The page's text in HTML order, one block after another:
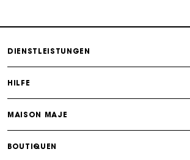
DIENSTLEISTUNGEN
HILFE
MAISON MAJE
BOUTIQUEN